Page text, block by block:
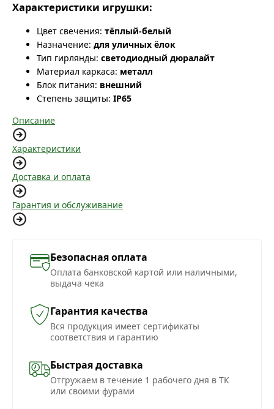
Характеристики игрушки:
Цвет свечения: тёплый-белый
Назначение: для уличных ёлок
Тип гирлянды: светодиодный дюралайт
Материал каркаса: металл
Блок питания: внешний
Степень защиты: IP65
Описание
Характеристики
Доставка и оплата
Гарантия и обслуживание
Безопасная оплата
Оплата банковской картой или наличными,
выдача чека
Гарантия качества
Вся продукция имеет сертификаты
соответствия и гарантию
Быстрая доставка
Отгружаем в течение 1 рабочего дня в ТК
или своими фурами